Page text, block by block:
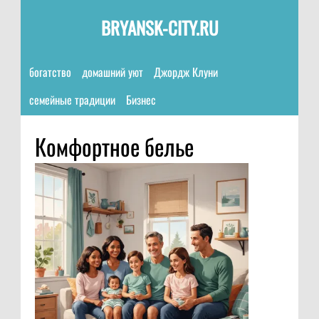
BRYANSK-CITY.RU
богатство домашний уют
Джордж Клуни
семейные традиции
Бизнес
Комфортное белье